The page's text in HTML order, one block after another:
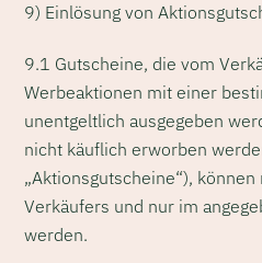
9) Einlösung von
9.1 Gutscheine, die vom
Werbeaktionen mit einer
unentgeltlich ausgegeben
nicht käuflich erworben
„Aktionsgutscheine“),
Verkäufers und nur im
werden.